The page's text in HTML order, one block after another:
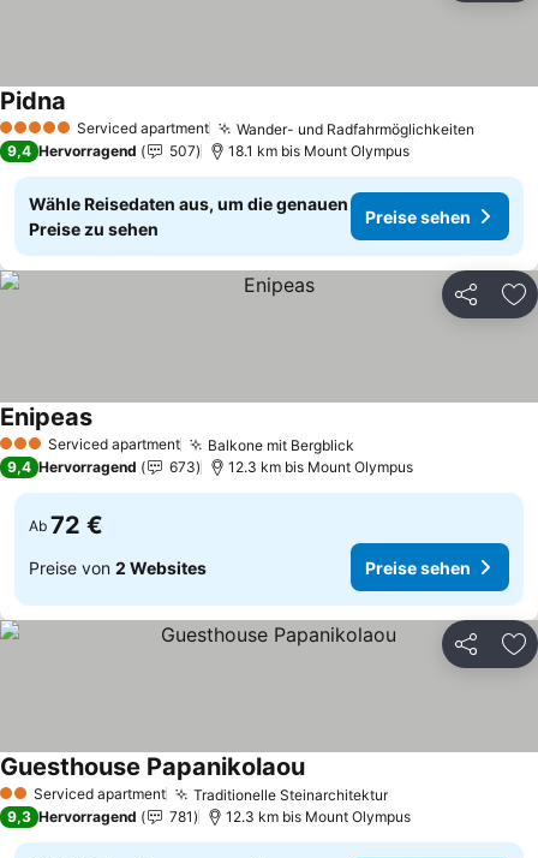
5 Sterne Serviced apartment Wander- und Radfahrmöglichkeiten
Pidna
9,4 Hervorragend 507 18.1 km bis Mount Olympus
Wähle Reisedaten aus, um die genauen
Preise zu sehen
Preise sehen
Teilen
3 SterneServiced apartment Balkone mit Bergblick
Enipeas
9,4 Hervorragend 673 12.3 km bis Mount Olympus
Ab 72 €
Preise von 2 Websites Preise sehen
Teilen
2 SterneServiced apartment Traditionelle Steinarchitektur
Guesthouse Papanikolaou
9,3 Hervorragend 781 12.3 km bis Mount Olympus